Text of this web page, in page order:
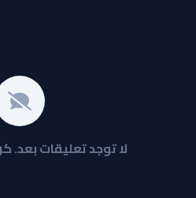
لا توجد تعليقات